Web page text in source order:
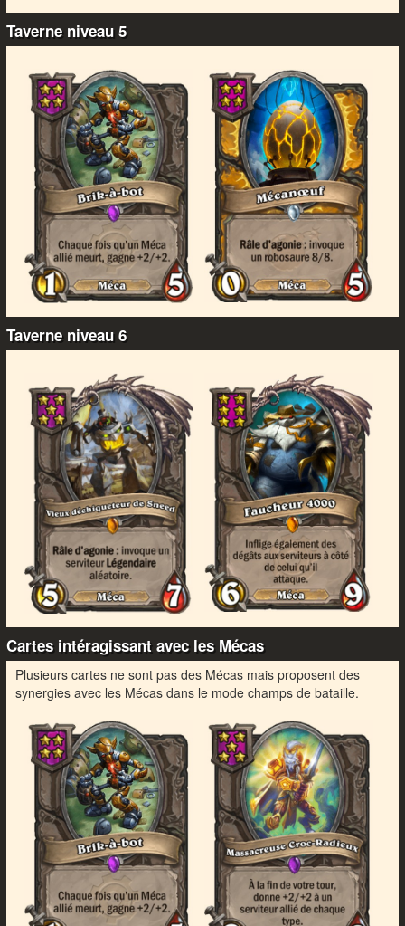
Taverne niveau 5
Taverne niveau 6
Cartes intéragissant avec les Mécas
Plusieurs cartes ne sont pas des Mécas mais proposent des
synergies avec les Mécas dans le mode champs de bataille.